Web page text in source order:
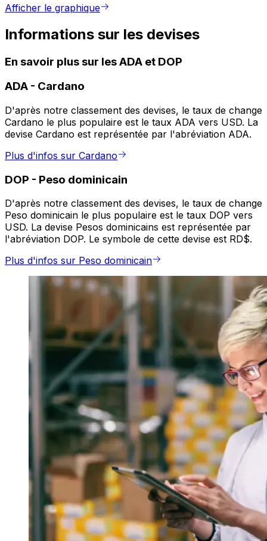
Afficher le graphique
Informations sur les devises
En savoir plus sur les ADA et DOP
ADA - Cardano
D'après notre classement des devises, le taux de change
Cardano le plus populaire est le taux ADA vers USD. La
devise Cardano est représentée par l'abréviation ADA.
Plus d'infos sur Cardano
DOP - Peso dominicain
D'après notre classement des devises, le taux de change
Peso dominicain le plus populaire est le taux DOP vers
USD. La devise Pesos dominicains est représentée par
l'abréviation DOP. Le symbole de cette devise est RD$.
Plus d'infos sur Peso dominicain